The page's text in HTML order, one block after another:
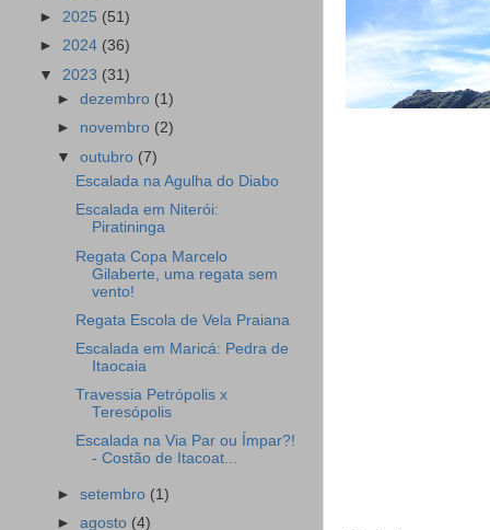
► 2025 (51)
► 2024 (36)
▼ 2023 (31)
►dezembro (1)
► novembro (2)
▼outubro (7)
Escalada na Agulha do Diabo
Escalada em Niterói:
Piratininga
Regata Copa Marcelo
Gilaberte, uma regata sem
vento!
Regata Escola de Vela Praiana
Escalada em Maricá: Pedra de
Itaocaia
Travessia Petrópolis x
Teresópolis
Escalada na Via Par ou Ímpar?!
- Costão de Itacoat...
►setembro (1)
►agosto (4)